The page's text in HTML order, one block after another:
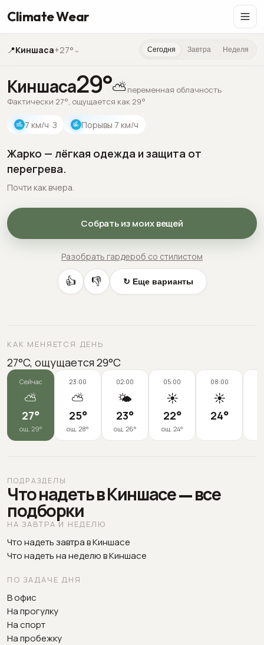
Climate Wear
📍Киншаса+27° ⌄ Сегодня Завтра Неделя
Киншаса29°⛅переменная облачность
Фактически 27°, ощущается как 29°
7 км/ч· З Порывы 7 км/ч
Жарко — лёгкая одежда и защита от
перегрева.
Почти как вчера.
Собрать из моих вещей
Разобрать гардероб со стилистом
👍 👎 ↻ Еще варианты
КАК МЕНЯЕТСЯ ДЕНЬ
27°C, ощущается 29°C
Сейчас
⛅
27°
ощ. 29°
23:00
⛅
25°
ощ. 28°
02:00
🌤️
23°
ощ. 26°
05:00
☀️
22°
ощ. 24°
08:00
☀️
24°
ПОДРАЗДЕЛЫ
Что надеть в Киншасе — все
подборки
НА ЗАВТРА И НЕДЕЛЮ
Что надеть завтра в Киншасе
Что надеть на неделю в Киншасе
ПО ЗАДАЧЕ ДНЯ
В офис
На прогулку
На спорт
На пробежку